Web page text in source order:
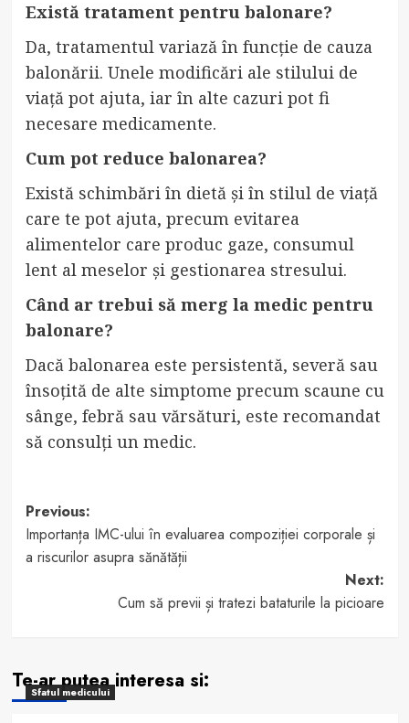
Există tratament pentru balonare?
Da, tratamentul variază în funcție de cauza
balonării. Unele modificări ale stilului de
viață pot ajuta, iar în alte cazuri pot fi
necesare medicamente.
Cum pot reduce balonarea?
Există schimbări în dietă și în stilul de viață
care te pot ajuta, precum evitarea
alimentelor care produc gaze, consumul
lent al meselor și gestionarea stresului.
Când ar trebui să merg la medic pentru
balonare?
Dacă balonarea este persistentă, severă sau
însoțită de alte simptome precum scaune cu
sânge, febră sau vărsături, este recomandat
să consulți un medic.
Post
navigation
Previous:
Importanța IMC-ului în evaluarea compoziției corporale și
a riscurilor asupra sănătății
Next:
Cum să previi și tratezi bataturile la picioare
Te-ar putea interesa si:
Sfatul medicului